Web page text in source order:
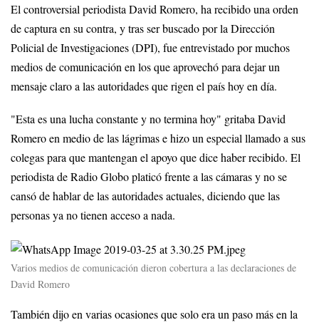
El controversial periodista David Romero, ha recibido una orden
de captura en su contra, y tras ser buscado por la Dirección
Policial de Investigaciones (DPI), fue entrevistado por muchos
medios de comunicación en los que aprovechó para dejar un
mensaje claro a las autoridades que rigen el país hoy en día.
"Esta es una lucha constante y no termina hoy" gritaba David
Romero en medio de las lágrimas e hizo un especial llamado a sus
colegas para que mantengan el apoyo que dice haber recibido. El
periodista de Radio Globo platicó frente a las cámaras y no se
cansó de hablar de las autoridades actuales, diciendo que las
personas ya no tienen acceso a nada.
Varios medios de comunicación dieron cobertura a las declaraciones de
David Romero
También dijo en varias ocasiones que solo era un paso más en la